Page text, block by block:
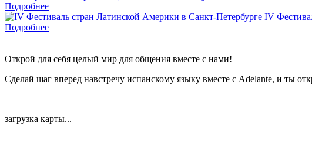
Подробнее
IV
Подробнее
Открой для себя целый мир для общения вместе с нами!
Сделай шаг вперед навстречу испанскому языку вместе с Adelante, и ты
загрузка карты...